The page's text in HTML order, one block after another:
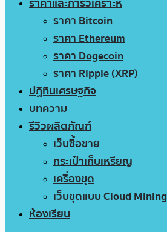
ราคา Bitcoin
ราคา Ethereum
ราคา Dogecoin
ราคา Ripple (XRP)
ปฏิทินเศรษฐกิจ
บทความ
รีวิวผลิตภัณฑ์
เว็บซื้อขาย
กระเป๋าเก็บเหรียญ
เครื่องขุด
เว็บขุดแบบ Cloud Mining
ห้องเรียน